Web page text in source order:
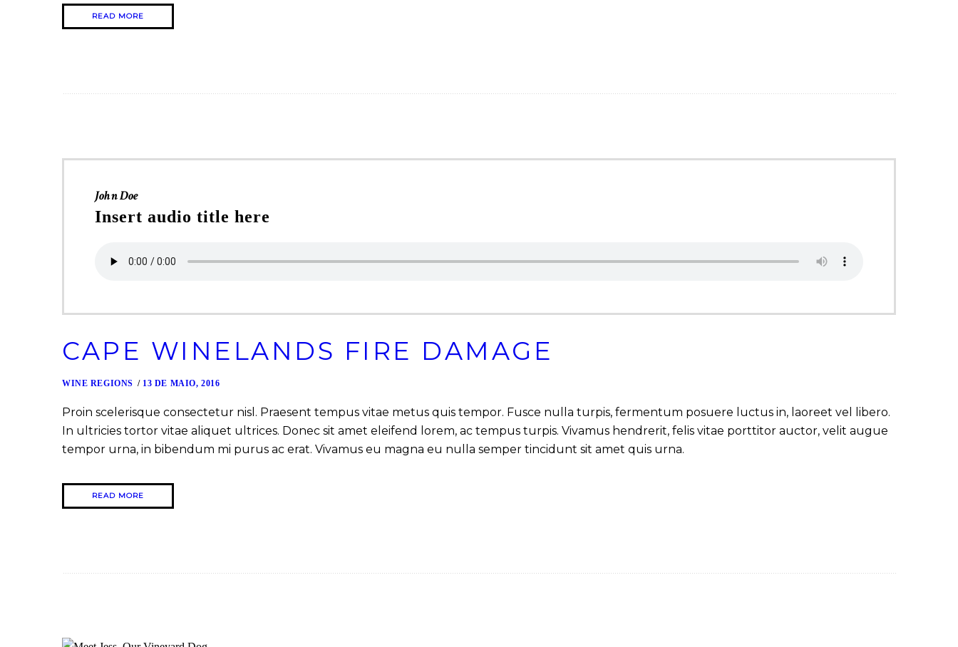
READ MORE
John Doe
Insert audio title here
CAPE WINELANDS FIRE DAMAGE
WINE REGIONS 13 DE MAIO, 2016
Proin scelerisque consectetur nisl. Praesent tempus vitae metus quis tempor. Fusce nulla turpis, fermentum posuere luctus in, laoreet vel libero.
In ultricies tortor vitae aliquet ultrices. Donec sit amet eleifend lorem, ac tempus turpis. Vivamus hendrerit, felis vitae porttitor auctor, velit augue
tempor urna, in bibendum mi purus ac erat. Vivamus eu magna eu nulla semper tincidunt sit amet quis urna.
READ MORE